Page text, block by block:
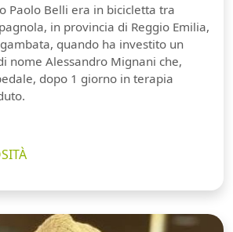
Paolo Belli era in bicicletta tra
in provincia di Reggio Emilia,
quando ha investito un
nome Alessandro Mignani che,
dopo 1 giorno in terapia